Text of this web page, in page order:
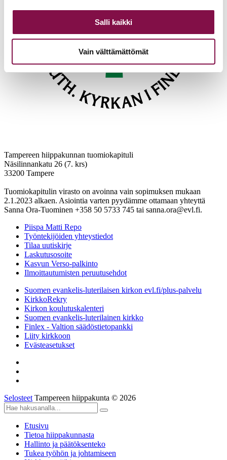
Salli kaikki
Vain välttämättömät
Tampereen hiippakunnan tuomiokapituli
Näsilinnankatu 26 (7. krs)
33200 Tampere
Tuomiokapitulin virasto on avoinna vain sopimuksen mukaan
2.1.2023 alkaen. Asiointia varten pyydämme ottamaan yhteyttä
Sanna Ora-Tuominen +358 50 5733 745 tai sanna.ora@evl.fi.
Piispa Matti Repo
Työntekijöiden yhteystiedot
Tilaa uutiskirje
Laskutusosoite
Kasvun Verso-palkinto
Ilmoittautumisten peruutusehdot
Suomen evankelis-luterilaisen kirkon evl.fi/plus-palvelu
KirkkoRekry
Kirkon koulutuskalenteri
Suomen evankelis-luterilainen kirkko
Finlex - Valtion säädöstietopankki
Liity kirkkoon
Evästeasetukset
Selosteet Tampereen hiippakunta © 2026
Etusivu
Tietoa hiippakunnasta
Hallinto ja päätöksenteko
Tukea työhön ja johtamiseen